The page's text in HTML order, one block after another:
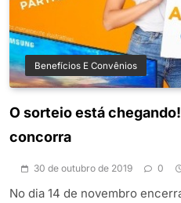
Benefícios E Convênios
O sorteio está
concorra
30 de outubro de 2019 0
No dia 14 de novembro